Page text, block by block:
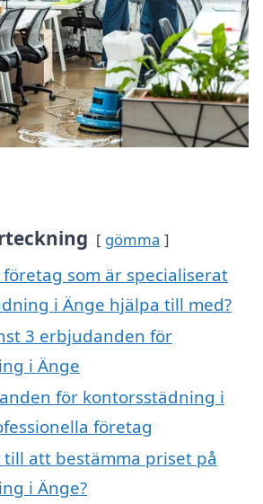
gömma
som är specialiserat
i Änge hjälpa till med?
3 erbjudanden för
i Änge
för kontorsstädning i
företag
att bestämma priset på
i Änge?